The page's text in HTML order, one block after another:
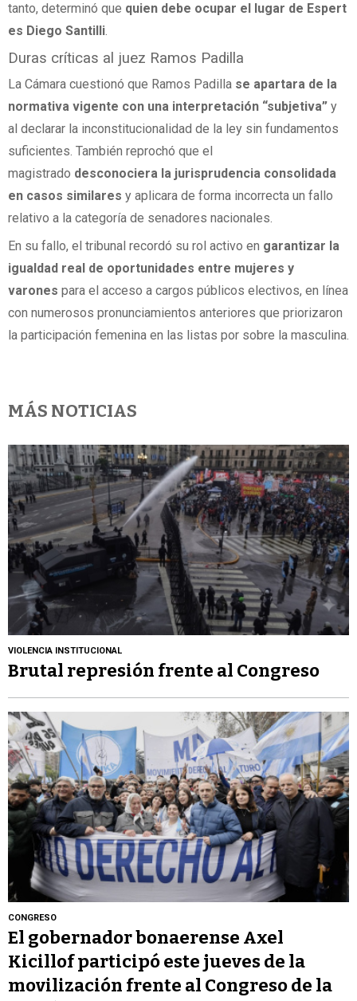
tanto, determinó que quien debe ocupar el lugar de Espert
es Diego Santilli.
Duras críticas al juez Ramos Padilla
La Cámara cuestionó que Ramos Padilla se apartara de la
normativa vigente con una interpretación “subjetiva” y
al declarar la inconstitucionalidad de la ley sin fundamentos
suficientes. También reprochó que el
magistrado desconociera la jurisprudencia consolidada
en casos similares y aplicara de forma incorrecta un fallo
relativo a la categoría de senadores nacionales.
En su fallo, el tribunal recordó su rol activo en garantizar la
igualdad real de oportunidades entre mujeres y
varones para el acceso a cargos públicos electivos, en línea
con numerosos pronunciamientos anteriores que priorizaron
la participación femenina en las listas por sobre la masculina.
MÁS NOTICIAS
VIOLENCIA INSTITUCIONAL
Brutal represión frente al Congreso
CONGRESO
El gobernador bonaerense Axel
Kicillof participó este jueves de la
movilización frente al Congreso de la